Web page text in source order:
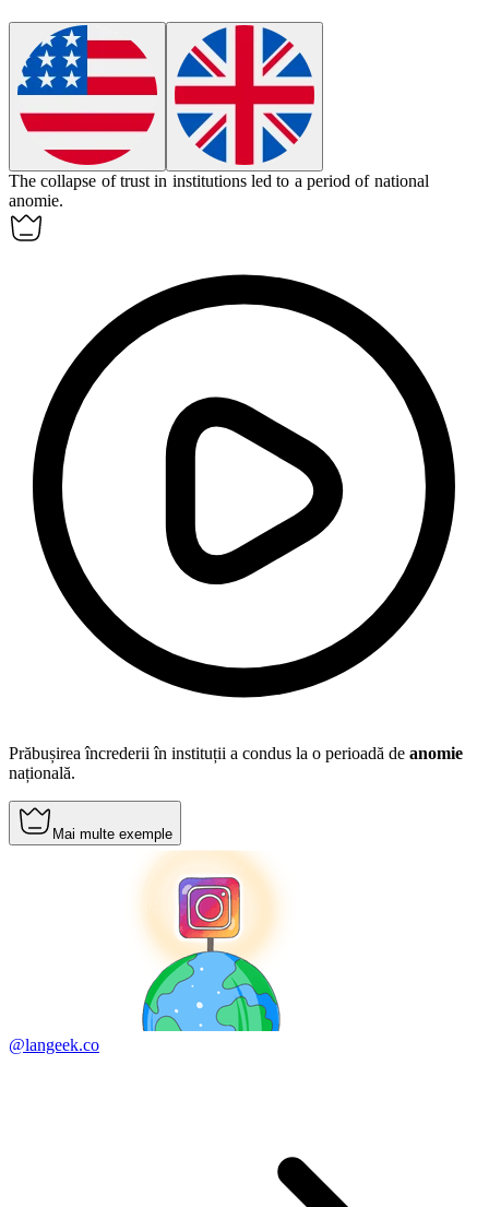
The collapse of trust in institutions led to a period of national
anomie.
Prăbușirea încrederii în instituții a condus la o perioadă de anomie
națională.
Mai multe exemple
@langeek.co